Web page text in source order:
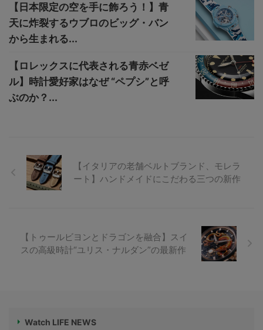
【日本限定の空を手に飾ろう！】青
天に炸裂するウブロのビッグ・バン
から生まれる...
【ロレックスに代表される青赤ベゼ
ル】時計愛好家はなぜ “ペプシ”と呼
ぶのか？...
【イタリアの老舗ベルトブランド、モレラ
ート】ハンドメイドにこだわる三つの新作
【トゥールビヨンとドラゴンを融合】スイ
スの高級時計“ユリス・ナルダン”の最新作
Watch LIFE NEWS